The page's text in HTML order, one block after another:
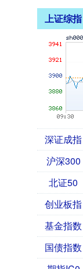
上证综指
深证成指
沪深300
北证50
创业板指
基金指数
国债指数